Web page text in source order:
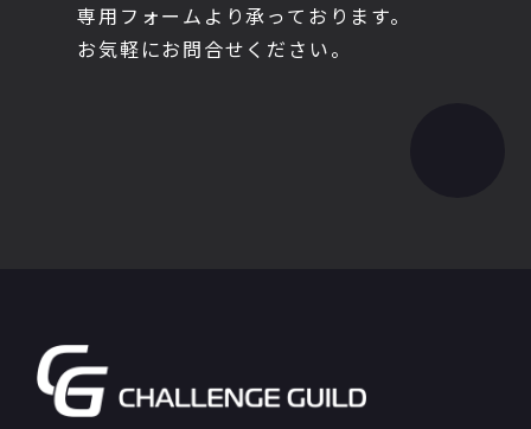
専用フォームより承っております。
お気軽にお問合せください。